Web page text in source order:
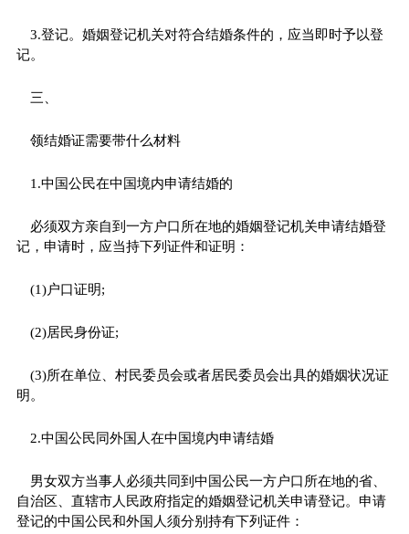
3.登记。婚姻登记机关对符合结婚条件的，应当即时予以登
记。
三、
领结婚证需要带什么材料
1.中国公民在中国境内申请结婚的
必须双方亲自到一方户口所在地的婚姻登记机关申请结婚登
记，申请时，应当持下列证件和证明：
(1)户口证明;
(2)居民身份证;
(3)所在单位、村民委员会或者居民委员会出具的婚姻状况证
明。
2.中国公民同外国人在中国境内申请结婚
男女双方当事人必须共同到中国公民一方户口所在地的省、
自治区、直辖市人民政府指定的婚姻登记机关申请登记。申请
登记的中国公民和外国人须分别持有下列证件：